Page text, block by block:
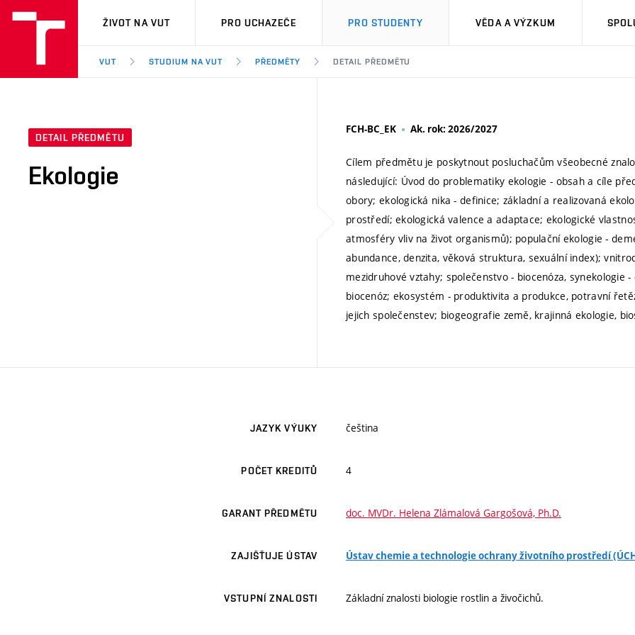
VUT
ŽIVOT NA VUT PRO UCHAZEČE PRO STUDENTY VĚDA A VÝZKUM
VUT STUDIUM NA VUT PŘEDMĚTY DETAIL PŘEDMĚTU
DETAIL PŘEDMĚTU
Ekologie
FCH-BC_EK Ak. rok: 2026/2027
Cílem předmětu je poskytnout posluchačům všeobecné
následující: Úvod do problematiky ekologie - obsah a cíle
obory; ekologická nika - definice; základní a realizovaná
prostředí; ekologická valence a adaptace; ekologické
atmosféry vliv na život organismů); populační ekologie -
abundance, denzita, věková struktura, sexuální index);
mezidruhové vztahy; společenstvo - biocenóza,
biocenóz; ekosystém - produktivita a produkce, potravní
jejich společenstev; biogeografie země, krajinná ekologie,
JAZYK VÝUKY čeština
POČET KREDITŮ 4
GARANT PŘEDMĚTU doc. MVDr. Helena Zlámalová Gargošová, Ph.D.
ZAJIŠŤUJE ÚSTAV Ústav chemie a technologie ochrany životního prostředí
VSTUPNÍ ZNALOSTI Základní znalosti biologie rostlin a živočichů.